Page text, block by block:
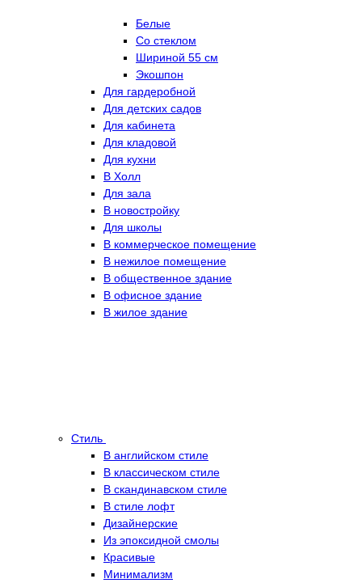
Белые
Со стеклом
Шириной 55 см
Экошпон
Для гардеробной
Для детских садов
Для кабинета
Для кладовой
Для кухни
В Холл
Для зала
В новостройку
Для школы
В коммерческое помещение
В нежилое помещение
В общественное здание
В офисное здание
В жилое здание
Стиль
В английском стиле
В классическом стиле
В скандинавском стиле
В стиле лофт
Дизайнерские
Из эпоксидной смолы
Красивые
Минимализм